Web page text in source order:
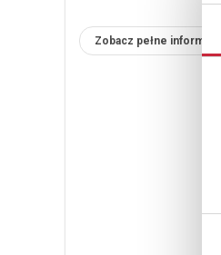
Zobacz pełne informacje